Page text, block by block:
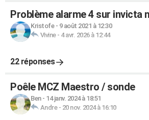
Problème alarme 4 sur invicta
Kristofe- 9 août 2021 à 12:30
Vivine- 4 avr. 2026 à 12:44
22 réponses
Poêle MCZ Maestro / sonde
Ben- 14 janv. 2024 à 18:51
Andre- 20 nov. 2024 à 16:10